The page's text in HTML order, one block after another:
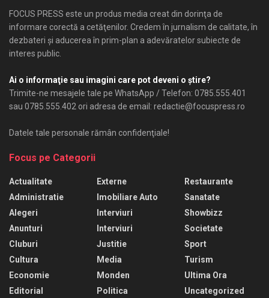
FOCUS PRESS este un produs media creat din dorinţa de
informare corectă a cetăţenilor. Credem în jurnalism de calitate, în
dezbateri şi aducerea în prim-plan a adevăratelor subiecte de
interes public.
Ai o informaţie sau imagini care pot deveni o ştire?
Trimite-ne mesajele tale pe WhatsApp / Telefon: 0785.555.401
sau 0785.555.402 ori adresa de email: redactie@focuspress.ro
Datele tale personale rămân confidenţiale!
Focus pe Categorii
Actualitate
Administratie
Alegeri
Anunturi
Cluburi
Cultura
Economie
Editorial
Externe
Imobiliare Auto
Interviuri
Interviuri
Justitie
Media
Monden
Politica
Restaurante
Sanatate
Showbizz
Societate
Sport
Turism
Ultima Ora
Uncategorized